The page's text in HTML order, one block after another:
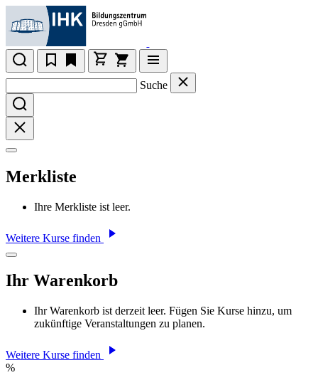
Suche
Merkliste
Ihre Merkliste ist leer.
Weitere Kurse finden
Ihr Warenkorb
Ihr Warenkorb ist derzeit leer. Fügen Sie Kurse hinzu, um
zukünftige Veranstaltungen zu planen.
Weitere Kurse finden
%